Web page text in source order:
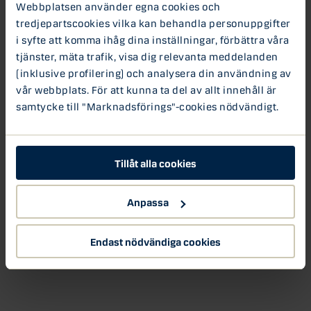
Webbplatsen använder egna cookies och
tredjepartscookies vilka kan behandla personuppgifter
i syfte att komma ihåg dina inställningar, förbättra våra
tjänster, mäta trafik, visa dig relevanta meddelanden
(inklusive profilering) och analysera din användning av
vår webbplats. För att kunna ta del av allt innehåll är
samtycke till "Marknadsförings"-cookies nödvändigt.
Tillåt alla cookies
Anpassa
Endast nödvändiga cookies